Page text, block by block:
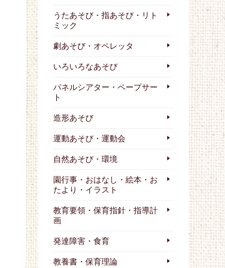
うたあそび・指あそび・リト
ミック
劇あそび・オペレッタ
いろいろなあそび
パネルシアター・ペープサー
ト
造形あそび
運動あそび・運動会
自然あそび・環境
園行事・おはなし・絵本・お
たより・イラスト
教育要領・保育指針・指導計
画
発達障害・食育
教養書・保育理論